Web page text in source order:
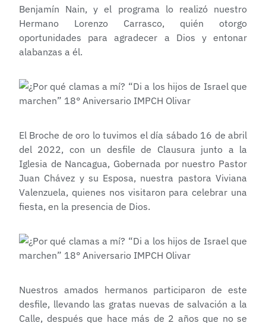
Benjamín Nain, y el programa lo realizó nuestro
Hermano Lorenzo Carrasco, quién otorgo
oportunidades para agradecer a Dios y entonar
alabanzas a él.
El Broche de oro lo tuvimos el día sábado 16 de abril
del 2022, con un desfile de Clausura junto a la
Iglesia de Nancagua, Gobernada por nuestro Pastor
Juan Chávez y su Esposa, nuestra pastora Viviana
Valenzuela, quienes nos visitaron para celebrar una
fiesta, en la presencia de Dios.
Nuestros amados hermanos participaron de este
desfile, llevando las gratas nuevas de salvación a la
Calle, después que hace más de 2 años que no se